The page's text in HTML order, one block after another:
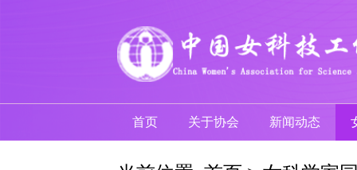
首页 关于协会 新闻动态